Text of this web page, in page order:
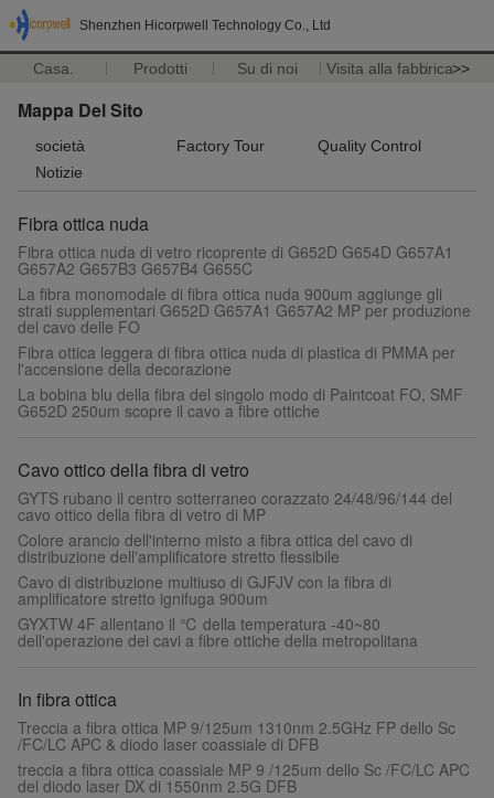
Shenzhen Hicorpwell Technology Co., Ltd
Casa. Prodotti Su di noi Visita alla fabbrica>>
Mappa Del Sito
società Factory Tour
Quality Control
Notizie
Fibra ottica nuda
Fibra ottica nuda di vetro ricoprente di G652D G654D G657A1
G657A2 G657B3 G657B4 G655C
La fibra monomodale di fibra ottica nuda 900um aggiunge gli
strati supplementari G652D G657A1 G657A2 MP per produzione
del cavo delle FO
Fibra ottica leggera di fibra ottica nuda di plastica di PMMA per
l'accensione della decorazione
La bobina blu della fibra del singolo modo di Paintcoat FO, SMF
G652D 250um scopre il cavo a fibre ottiche
Cavo ottico della fibra di vetro
GYTS rubano il centro sotterraneo corazzato 24/48/96/144 del
cavo ottico della fibra di vetro di MP
Colore arancio dell'interno misto a fibra ottica del cavo di
distribuzione dell'amplificatore stretto flessibile
Cavo di distribuzione multiuso di GJFJV con la fibra di
amplificatore stretto ignifuga 900um
GYXTW 4F allentano il ℃ della temperatura -40~80
dell'operazione dei cavi a fibre ottiche della metropolitana
In fibra ottica
Treccia a fibra ottica MP 9/125um 1310nm 2.5GHz FP dello Sc
/FC/LC APC & diodo laser coassiale di DFB
treccia a fibra ottica coassiale MP 9 /125um dello Sc /FC/LC APC
del diodo laser DX di 1550nm 2.5G DFB